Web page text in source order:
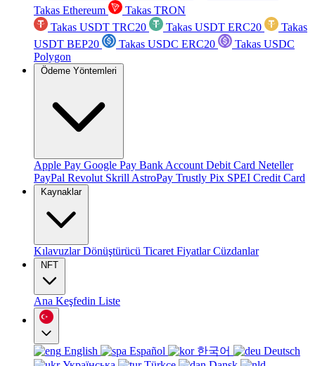
Takas Ethereum
Takas TRON
Takas USDT TRC20
Takas USDT ERC20
Takas
USDT BEP20
Takas USDC ERC20
Takas USDC
Polygon
Ödeme Yöntemleri
Apple Pay Google Pay Bank Account Debit Card Neteller
PayPal Revolut Skrill AstroPay Trustly Pix SPEI Credit Card
Kaynaklar
KılavuzlarDönüştürücü Ticaret FiyatlarCüzdanlar
NFT
Ana Keşfedin Liste
English Español 한국어
Deutsch